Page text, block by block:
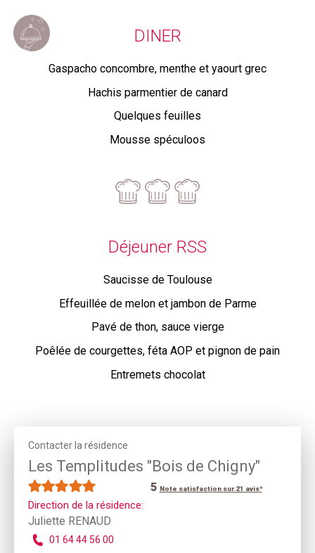
DINER
Gaspacho concombre, menthe et yaourt grec
Hachis parmentier de canard
Quelques feuilles
Mousse spéculoos
Déjeuner RSS
Saucisse de Toulouse
Effeuillée de melon et jambon de Parme
Pavé de thon, sauce vierge
Poêlée de courgettes, féta AOP et pignon de pain
Entremets chocolat
Contacter la résidence
Les Templitudes "Bois de Chigny"
5 Note satisfaction sur 21 avis*
Direction de la résidence:
Juliette RENAUD
01 64 44 56 00